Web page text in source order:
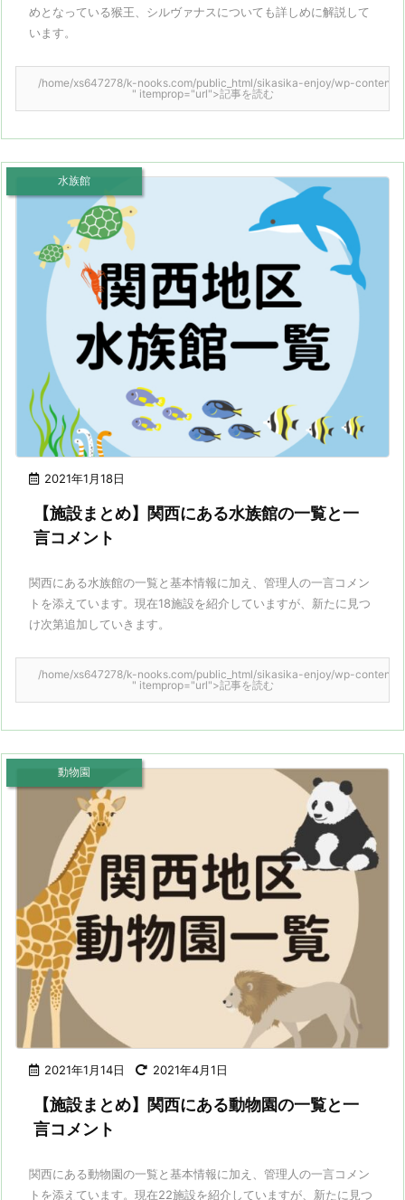
めとなっている猴王、シルヴァナスについても詳しめに解説して
います。
/home/xs647278/k-nooks.com/public_html/sikasika-enjoy/wp-
" itemprop="url">記事を読む
2021年1月18日
水族館
【施設まとめ】関西にある水族館の一覧と一
言コメント
関西にある水族館の一覧と基本情報に加え、管理人の一言コメン
トを添えています。現在18施設を紹介していますが、新たに見つ
け次第追加していきます。
/home/xs647278/k-nooks.com/public_html/sikasika-enjoy/wp-
" itemprop="url">記事を読む
2021年1月14日 2021年4月1日
動物園
【施設まとめ】関西にある動物園の一覧と一
言コメント
関西にある動物園の一覧と基本情報に加え、管理人の一言コメン
トを添えています。現在22施設を紹介していますが、新たに見つ